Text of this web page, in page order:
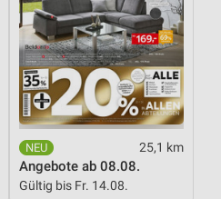
25,1 km
Angebote ab 08.08.
Gültig bis Fr. 14.08.